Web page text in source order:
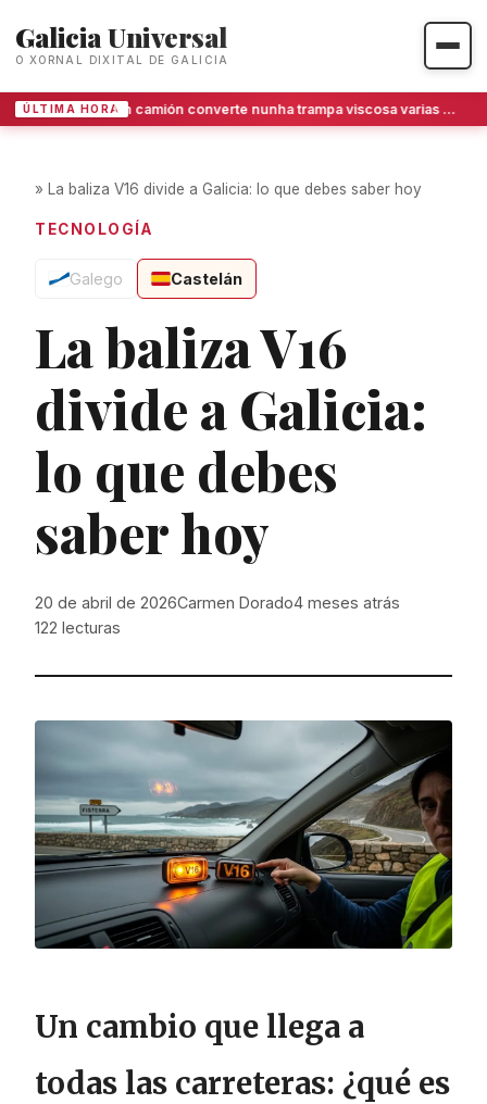
Galicia Universal
O XORNAL DIXITAL DE GALICIA
ÚLTIMA HORA Un camión converte nunha trampa viscosa varias estradas de Pontevedra
» La baliza V16 divide a Galicia: lo que debes saber hoy
TECNOLOGÍA
Galego Castelán
La baliza V16
divide a Galicia:
lo que debes
saber hoy
20 de abril de 2026Carmen Dorado4 meses atrás
122 lecturas
Un cambio que llega a
todas las carreteras: ¿qué es